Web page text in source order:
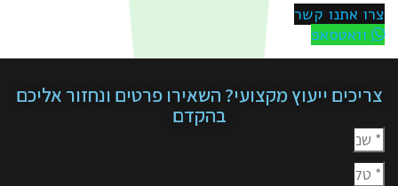
אתנו קשר
וואטסאפ
ייעוץ מקצועי? השאירו פרטים ונחזור אליכם
בהקדם